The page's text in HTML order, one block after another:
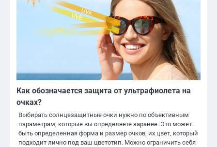
Как обозначается защита от ультрафиолета на
очках?
Выбирать солнцезащитные очки нужно по объективным
параметрам, которые вы определяете заранее. Это может
быть определенная форма и размер очков, их цвет, который
подходит лично под ваш цветотип. Можно ограничить себя